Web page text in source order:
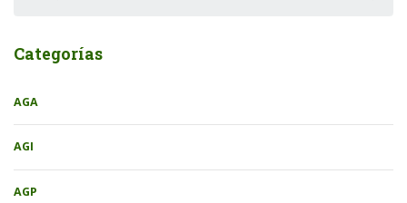
Categorías
AGA
AGI
AGP